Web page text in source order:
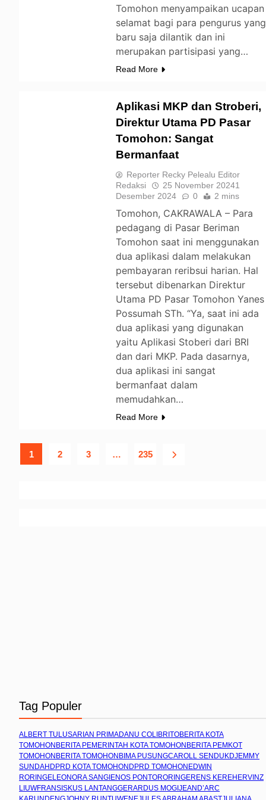
Tomohon menyampaikan ucapan
selamat bagi para pengurus yang
baru saja dilantik dan ini
merupakan partisipasi yang…
Read More
Aplikasi MKP dan Stroberi,
Direktur Utama PD Pasar
Tomohon: Sangat
Bermanfaat
Reporter Recky Pelealu Editor
Redaksi
25 November 20241
Desember 2024
0 2 mins
Tomohon, CAKRAWALA – Para
pedagang di Pasar Beriman
Tomohon saat ini menggunakan
dua aplikasi dalam melakukan
pembayaran reribsui harian. Hal
tersebut dibenarkan Direktur
Utama PD Pasar Tomohon Yanes
Possumah STh. “Ya, saat ini ada
dua aplikasi yang digunakan
yaitu Aplikasi Stoberi dari BRI
dan dari MKP. Pada dasarnya,
dua aplikasi ini sangat
bermanfaat dalam
memudahkan…
Read More
1 2 3 … 235
Tag Populer
ALBERT TULUSARIAN PRIMADANU COLIBRITOBERITA KOTA
TOMOHON BERITA PEMERINTAH KOTA TOMOHON BERITA PEMKOT
TOMOHON BERITA TOMOHON BIMA PUSUNGCAROLL SENDUKDJEMMY
SUNDAH DPRD KOTA TOMOHON DPRD TOMOHON EDWIN
RORINGELEONORA SANGI ENOS PONTORORINGERENS KEREH ERVINZ
LIUWFRANSISKUS LANTANGGERARDUS MOGI JEAND’ARC